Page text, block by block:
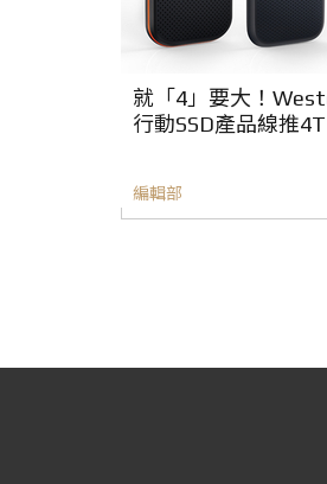
就「4」要大！
行動SSD產品線推
編輯部